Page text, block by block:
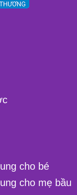
cho bé
cho mẹ bầu